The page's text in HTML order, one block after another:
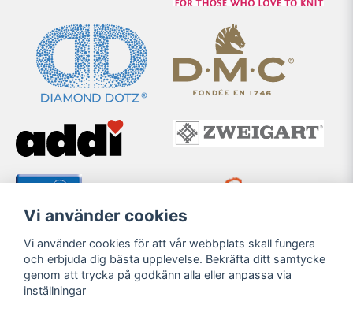
Vi använder cookies
Vi använder cookies för att vår webbplats skall fungera
och erbjuda dig bästa upplevelse. Bekräfta ditt samtycke
genom att trycka på godkänn alla eller anpassa via
inställningar